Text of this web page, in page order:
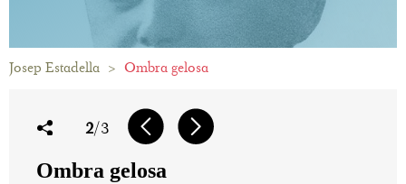
Josep Estadella > Ombra gelosa
2/3
Ombra gelosa